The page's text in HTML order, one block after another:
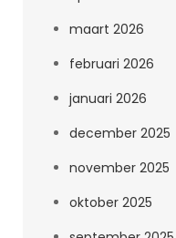
maart 2026
februari 2026
januari 2026
december 2025
november 2025
oktober 2025